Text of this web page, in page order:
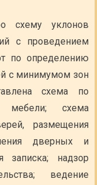
схему уклонов
с проведением
по определению
с минимумом зон
схема по
мебели; схема
размещения
дверных и
записка; надзор
ведение